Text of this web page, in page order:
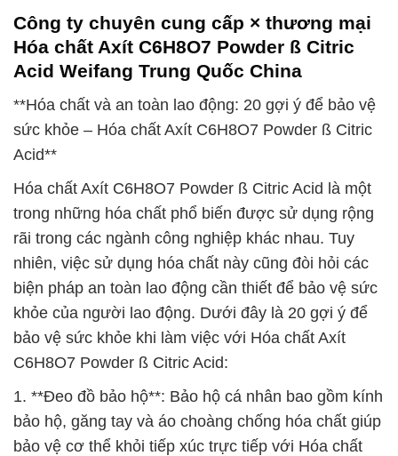
Công ty chuyên cung cấp × thương mại
Hóa chất Axít C6H8O7 Powder ß Citric
Acid Weifang Trung Quốc China
**Hóa chất và an toàn lao động: 20 gợi ý để bảo vệ
sức khỏe – Hóa chất Axít C6H8O7 Powder ß Citric
Acid**
Hóa chất Axít C6H8O7 Powder ß Citric Acid là một
trong những hóa chất phổ biến được sử dụng rộng
rãi trong các ngành công nghiệp khác nhau. Tuy
nhiên, việc sử dụng hóa chất này cũng đòi hỏi các
biện pháp an toàn lao động cần thiết để bảo vệ sức
khỏe của người lao động. Dưới đây là 20 gợi ý để
bảo vệ sức khỏe khi làm việc với Hóa chất Axít
C6H8O7 Powder ß Citric Acid:
1. **Đeo đồ bảo hộ**: Bảo hộ cá nhân bao gồm kính
bảo hộ, găng tay và áo choàng chống hóa chất giúp
bảo vệ cơ thể khỏi tiếp xúc trực tiếp với Hóa chất